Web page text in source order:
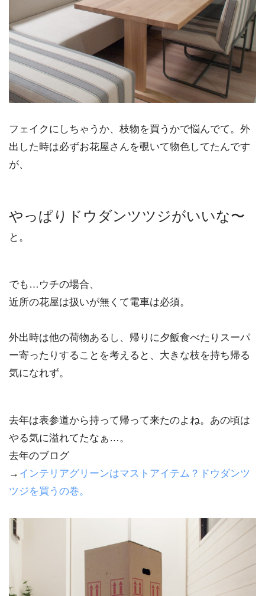
フェイクにしちゃうか、枝物を買うかで悩んでて。外
出した時は必ずお花屋さんを覗いて物色してたんです
が、
やっぱりドウダンツツジがいいな〜
と。
でも…ウチの場合、
近所の花屋は扱いが無くて電車は必須。
外出時は他の荷物あるし、帰りに夕飯食べたりスーパ
ー寄ったりすることを考えると、大きな枝を持ち帰る
気になれず。
去年は表参道から持って帰って来たのよね。あの頃は
やる気に溢れてたなぁ…。
去年のブログ
→ インテリアグリーンはマストアイテム？ドウダンツ
ツジを買うの巻。